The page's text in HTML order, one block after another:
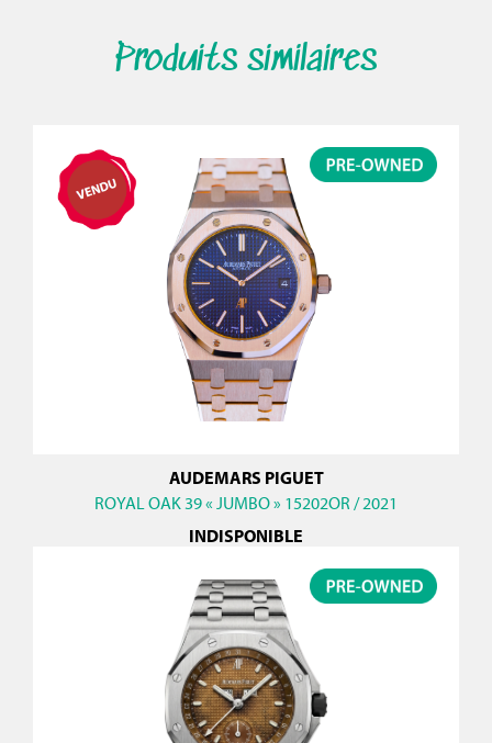
Produits similaires
AUDEMARS PIGUET
ROYAL OAK 39 « JUMBO » 15202OR / 2021
INDISPONIBLE